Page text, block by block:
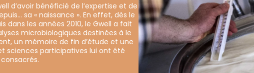
d’avoir bénéficié de l’expertise et de
sa « naissance ». En effet, dès le
dans les années 2010, le Gwell a fait
microbiologiques destinées à le
un mémoire de fin d’étude et une
sciences participatives lui ont été
consacrés.